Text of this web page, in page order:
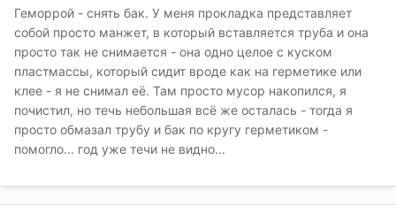
Геморрой - снять бак. У меня прокладка представляет
собой просто манжет, в который вставляется труба и она
просто так не снимается - она одно целое с куском
пластмассы, который сидит вроде как на герметике или
клее - я не снимал её. Там просто мусор накопился, я
почистил, но течь небольшая всё же осталась - тогда я
просто обмазал трубу и бак по кругу герметиком -
помогло... год уже течи не видно...